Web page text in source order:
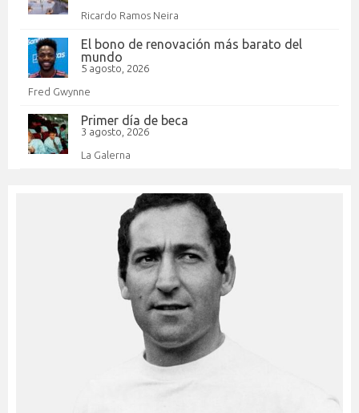
Ricardo Ramos Neira
El bono de renovación más barato del
mundo
5 agosto, 2026
Fred Gwynne
Primer día de beca
3 agosto, 2026
La Galerna